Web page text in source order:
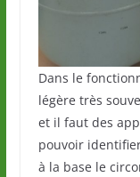
Dans le
légère très
et il faut des
pouvoir
à la base le